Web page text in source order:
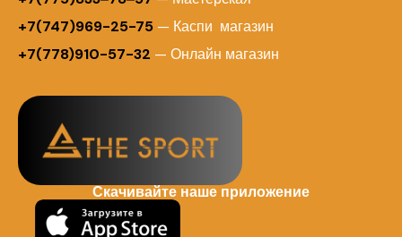
+7(747)969-25-75 — Каспи магазин
+7(778)910-57-32 — Онлайн магазин
Скачивайте наше приложение